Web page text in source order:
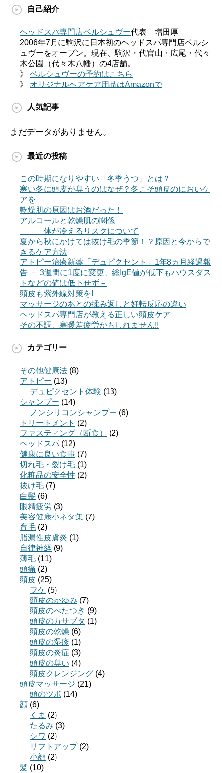
自己紹介
ヘッドスパ専門店ベルシュヴー代表 増田厚
2006年7月に駒沢に日本初のヘッドスパ専門店ベルシ
ュヴーをオープン。現在、駒沢・代官山・広尾・代々
木公園（代々木八幡）の4店舗。
》 ベルシュヴーの予約はこちら
》 オリジナルヘアケア用品はAmazonで
人気記事
まだデータがありません。
最近の投稿
この時期になりやすい「冬季うつ」とは？
寒い冬に頭皮が臭うのはなぜ？冬こそ頭皮のにおいケ
アを
乾燥肌の原因はお酒だった！
アルコールと乾燥肌の関係
体が冷えるリスクについて
夏から秋にかけては抜け毛の季節！？原因と今からで
きるケア方法
アトピー治療新薬「デュピクセント」1年8ヵ月経過報
告 － 3週間に1度に変更、総IgE値が低下もハウスダス
トなどの値は低下せず－
頭皮も紫外線対策を!
マッサージのあとの揉み返しと好転反応の違い
ヘッドスパ専門店が教える正しい頭皮ケア
その不調、寒暖差疲労かもしれません!!
カテゴリー
その他健康法 (8)
アトピー (13)
デュピクセント体験 (13)
シャンプー (14)
ノンシリコンシャンプー (6)
トリートメント (2)
ファスティング（断食）
(2)
ヘッドスパ(12)
健康に良い食事 (7)
切れ毛・裂け毛 (1)
化粧品の安全性 (2)
抜け毛 (7)
白髪 (6)
眼精疲労 (3)
美容健康小ネタ集 (7)
育毛 (2)
脂漏性皮膚炎 (1)
自律神経 (9)
薄毛 (11)
頭痛 (2)
頭皮 (25)
フケ (5)
頭皮のかゆみ (7)
頭皮のべたつき (9)
頭皮のカサブタ (1)
頭皮の乾燥 (6)
頭皮の湿疹 (1)
頭皮の炎症 (3)
頭皮の臭い (4)
頭皮クレンジング (4)
頭皮マッサージ (21)
頭のツボ (14)
顔 (6)
くま (2)
たるみ (3)
シワ (2)
リフトアップ(2)
小顔 (2)
髪 (10)